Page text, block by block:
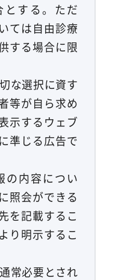
する。ただ
ては自由診療
する場合に限
な選択に資す
等が自ら求め
示するウェブ
準じる広告で
内容につい
照会ができる
を記載するこ
り明示するこ
常必要とされ